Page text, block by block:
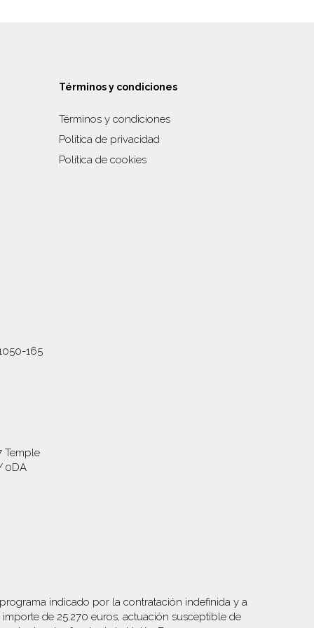
165
Temple
0DA
Términos y condiciones
Términos y condiciones
Política de privacidad
Política de cookies
indicado por la contratación indefinida y a
de 25.270 euros, actuación susceptible de